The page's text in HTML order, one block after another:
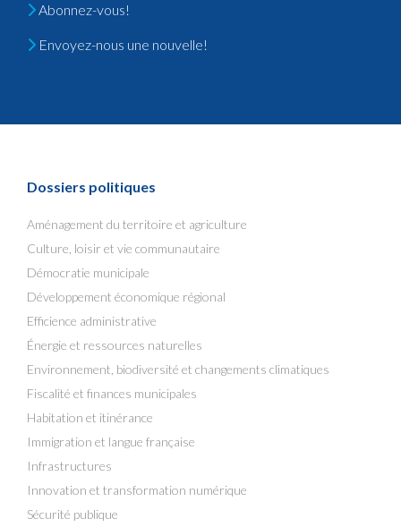
Abonnez-vous!
Envoyez-nous une nouvelle!
Dossiers politiques
Aménagement du territoire et agriculture
Culture, loisir et vie communautaire
Démocratie municipale
Développement économique régional
Efficience administrative
Énergie et ressources naturelles
Environnement, biodiversité et changements climatiques
Fiscalité et finances municipales
Habitation et itinérance
Immigration et langue française
Infrastructures
Innovation et transformation numérique
Sécurité publique